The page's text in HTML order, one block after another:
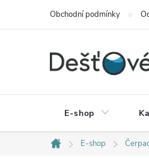
Obchodní podmínky
E-shop
Domů
E-shop